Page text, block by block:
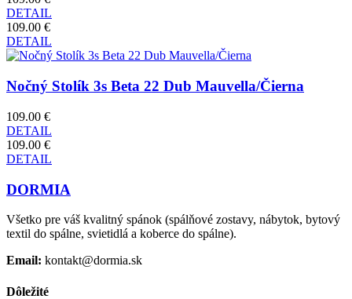
DETAIL
109.00 €
DETAIL
Nočný Stolík 3s Beta 22 Dub Mauvella/Čierna
109.00 €
DETAIL
109.00 €
DETAIL
DORMIA
Všetko pre váš kvalitný spánok (spálňové zostavy, nábytok, bytový
textil do spálne, svietidlá a koberce do spálne).
Email: kontakt@dormia.sk
Dôležité